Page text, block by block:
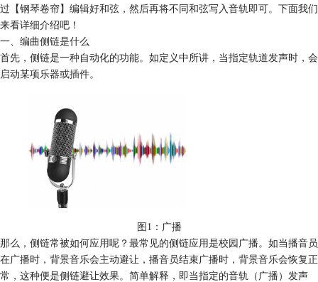
过【钢琴卷帘】编辑好和弦，然后再将不同和弦写入音轨即可。下面我们
来看详细介绍吧！
一、编曲侧链是什么
首先，侧链是一种自动化的功能。如定义中所讲，当指定轨道发声时，会
启动某项乐器或插件。
图1：广播
那么，侧链常被如何应用呢？最常见的侧链应用是校园广播。如当播音员
在广播时，背景音乐会主动避让，播音员结束广播时，背景音乐会恢复正
常，这种便是侧链避让效果。简单解释，即当指定的音轨（广播）发声